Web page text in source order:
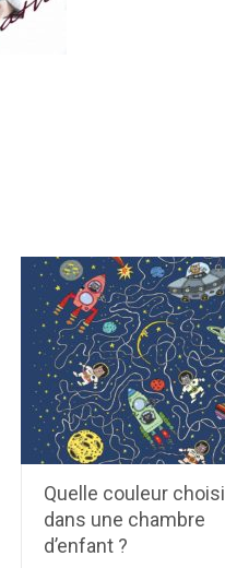
Quelle couleur
dans une chambre
d’enfant ?